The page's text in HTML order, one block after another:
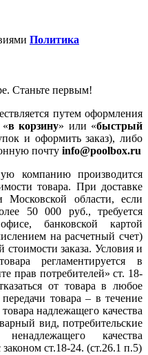
Политика
Станьте первым!
путем оформления
«в корзину» или «быстрый
и оформить заказ), либо
почту info@poolbox.ru
компанию производится
товара. При доставке
области, если
50 000 руб., требуется
банковской картой
на расчетный счет)
заказа. Условия и
регламентируется в
прав потребителей» ст. 18-
от товара в любое
товара – в течение
надлежащего качества
вид, потребительские
качества
ст.18-24. (ст.26.1 п.5)